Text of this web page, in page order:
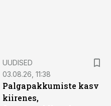
UUDISED
03.08.26, 11:38
Palgapakkumiste kasv
kiirenes,